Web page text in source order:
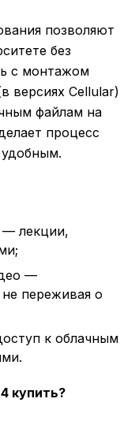
позволяют
без
с монтажом
версиях Cellular)
файлам на
процесс
— лекции,
—
переживая о
к облачным
купить?